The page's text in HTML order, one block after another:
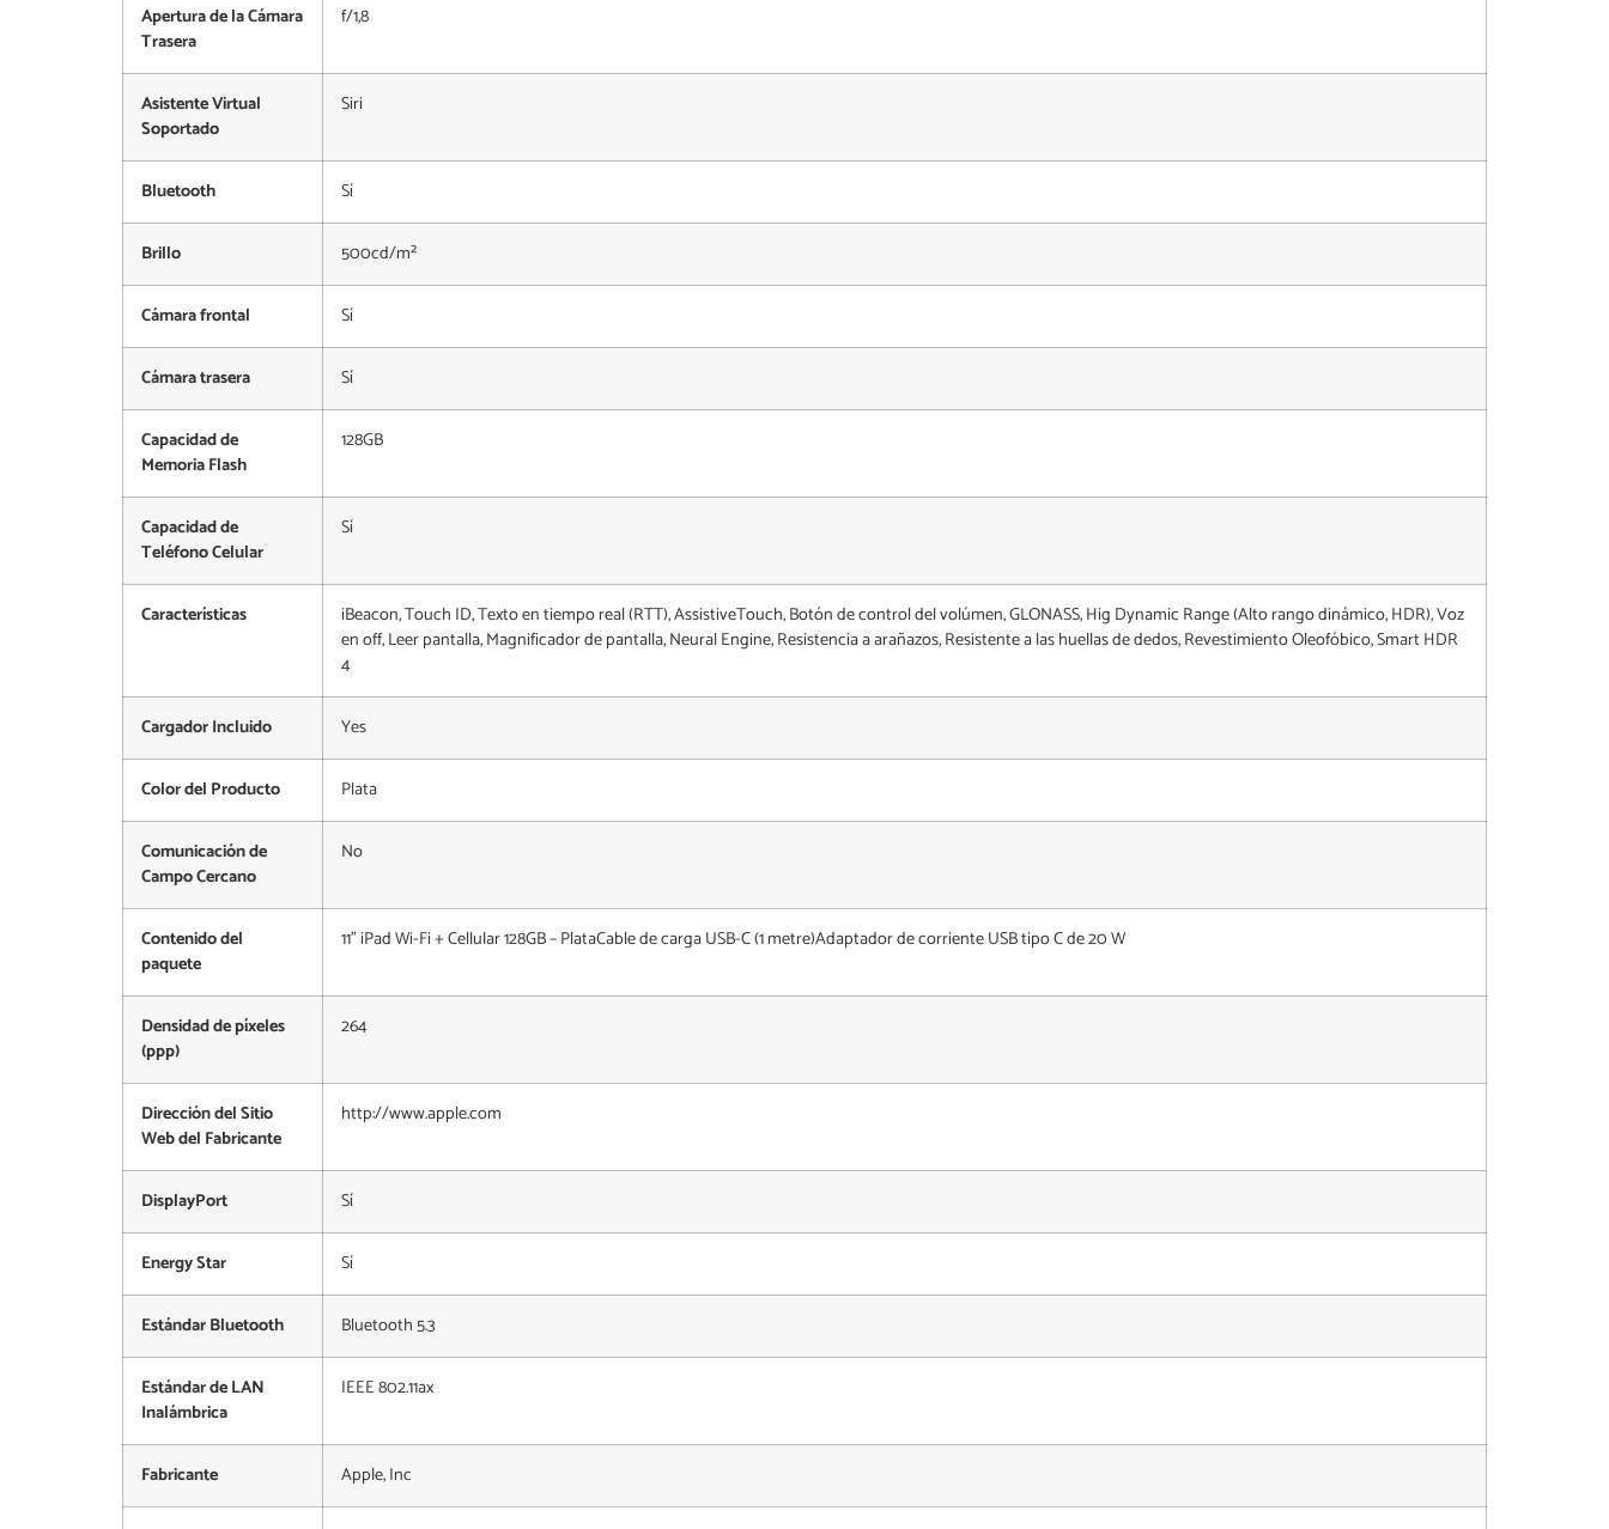
Apertura de la Cámara
Trasera
f/1,8
Asistente Virtual
Soportado
Siri
Bluetooth Sí
Brillo 500cd/m²
Cámara frontal Sí
Cámara trasera Sí
Capacidad de
Memoria Flash
128GB
Capacidad de
Teléfono Celular
Sí
Características
iBeacon, Touch ID, Texto en tiempo real (RTT), AssistiveTouch, Botón de control del volúmen, GLONASS, Hig Dynamic Range (Alto rango dinámico, HDR), Voz
en off, Leer pantalla, Magnificador de pantalla, Neural Engine, Resistencia a arañazos, Resistente a las huellas de dedos, Revestimiento Oleofóbico, Smart HDR
4
Cargador Incluido Yes
Color del Producto Plata
Comunicación de
Campo Cercano
No
Contenido del
paquete
11" iPad Wi-Fi + Cellular 128GB – PlataCable de carga USB-C (1 metre)Adaptador de corriente USB tipo C de 20 W
Densidad de píxeles
(ppp)
264
Dirección del Sitio
Web del Fabricante
http://www.apple.com
DisplayPort Sí
Energy Star Sí
Estándar Bluetooth Bluetooth 5.3
Estándar de LAN
Inalámbrica
IEEE 802.11ax
Fabricante Apple, Inc